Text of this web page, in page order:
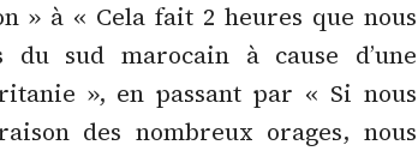
» à « Cela fait 2 heures que nous
du sud marocain à cause d’une
», en passant par « Si nous
des nombreux orages, nous